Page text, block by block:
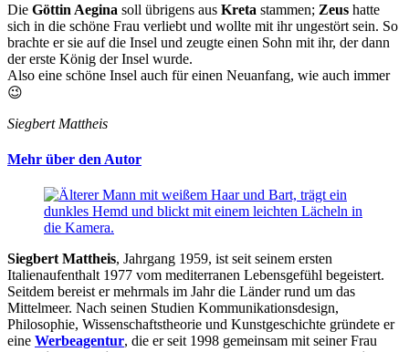
Die Göttin Aegina soll übrigens aus Kreta stammen; Zeus hatte
sich in die schöne Frau verliebt und wollte mit ihr ungestört sein. So
brachte er sie auf die Insel und zeugte einen Sohn mit ihr, der dann
der erste König der Insel wurde.
Also eine schöne Insel auch für einen Neuanfang, wie auch immer
😉
Siegbert Mattheis
Mehr über den Autor
Siegbert Mattheis, Jahrgang 1959, ist seit seinem ersten
Italienaufenthalt 1977 vom mediterranen Lebensgefühl begeistert.
Seitdem bereist er mehrmals im Jahr die Länder rund um das
Mittelmeer. Nach seinen Studien Kommunikationsdesign,
Philosophie, Wissenschaftstheorie und Kunstgeschichte gründete er
eine Werbeagentur, die er seit 1998 gemeinsam mit seiner Frau